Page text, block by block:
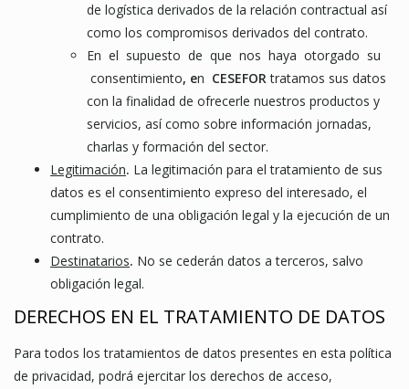
de logística derivados de la relación contractual así
como los compromisos derivados del contrato.
En el supuesto de que nos haya otorgado su
consentimiento, en CESEFORtratamos sus datos
con la finalidad de ofrecerle nuestros productos y
servicios, así como sobre información jornadas,
charlas y formación del sector.
Legitimación. La legitimación para el tratamiento de sus
datos es el consentimiento expreso del interesado, el
cumplimiento de una obligación legal y la ejecución de un
contrato.
Destinatarios. No se cederán datos a terceros, salvo
obligación legal.
DERECHOS EN EL TRATAMIENTO DE DATOS
Para todos los tratamientos de datos presentes en esta política
de privacidad, podrá ejercitar los derechos de acceso,